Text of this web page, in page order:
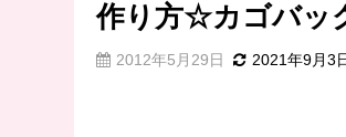
作り方☆カゴバッ
2012年5月29日 2021年9月3